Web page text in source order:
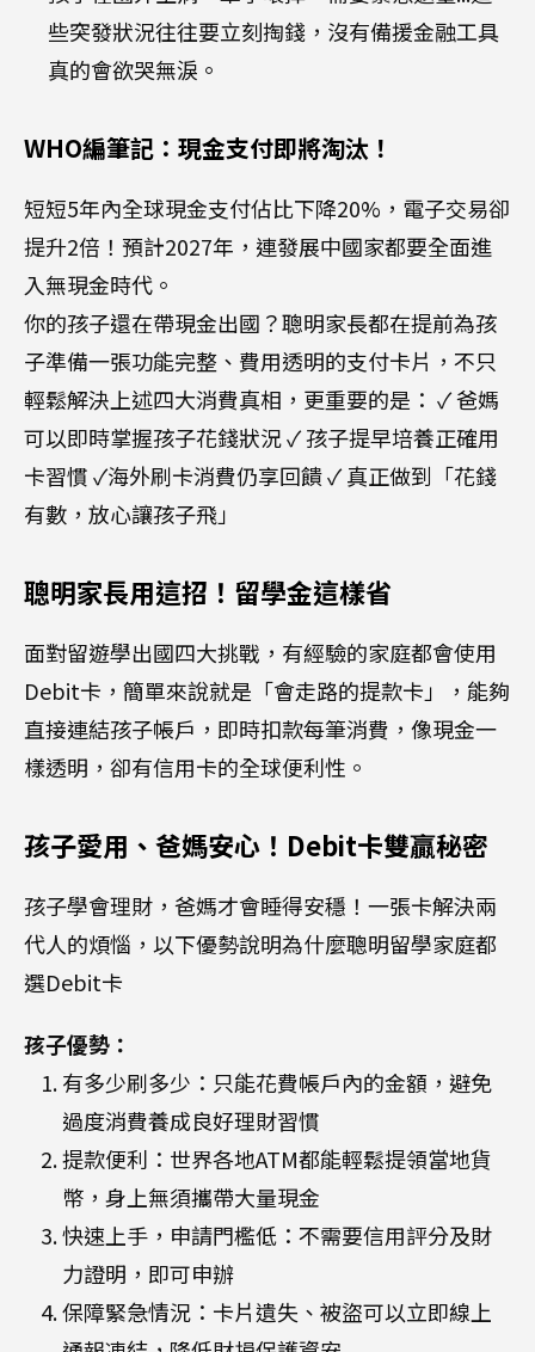
些突發狀況往往要立刻掏錢，沒有備援金融工具
真的會欲哭無淚。
WHO編筆記：現金支付即將淘汰！
短短5年內全球現金支付佔比下降20%，電子交易卻
提升2倍！預計2027年，連發展中國家都要全面進
入無現金時代。
你的孩子還在帶現金出國？聰明家長都在提前為孩
子準備一張功能完整、費用透明的支付卡片，不只
輕鬆解決上述四大消費真相，更重要的是： ✓ 爸媽
可以即時掌握孩子花錢狀況 ✓ 孩子提早培養正確用
卡習慣 ✓海外刷卡消費仍享回饋 ✓ 真正做到「花錢
有數，放心讓孩子飛」
聰明家長用這招！留學金這樣省
面對留遊學出國四大挑戰，有經驗的家庭都會使用
Debit卡，簡單來說就是「會走路的提款卡」，能夠
直接連結孩子帳戶，即時扣款每筆消費，像現金一
樣透明，卻有信用卡的全球便利性。
孩子愛用、爸媽安心！Debit卡雙贏秘密
孩子學會理財，爸媽才會睡得安穩！一張卡解決兩
代人的煩惱，以下優勢說明為什麼聰明留學家庭都
選Debit卡
孩子優勢：
有多少刷多少：只能花費帳戶內的金額，避免
過度消費養成良好理財習慣
提款便利：世界各地ATM都能輕鬆提領當地貨
幣，身上無須攜帶大量現金
快速上手，申請門檻低：不需要信用評分及財
力證明，即可申辦
保障緊急情況：卡片遺失、被盜可以立即線上